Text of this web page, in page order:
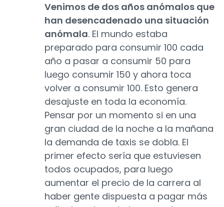
Venimos de dos años anómalos que
han desencadenado una situación
anómala. El mundo estaba
preparado para consumir 100 cada
año a pasar a consumir 50 para
luego consumir 150 y ahora toca
volver a consumir 100. Esto genera
desajuste en toda la economía.
Pensar por un momento si en una
gran ciudad de la noche a la mañana
la demanda de taxis se dobla. El
primer efecto sería que estuviesen
todos ocupados, para luego
aumentar el precio de la carrera al
haber gente dispuesta a pagar más